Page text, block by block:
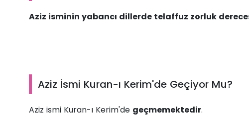
Aziz isminin yabancı dillerde telaffuz zorluk
Aziz İsmi Kuran-ı Kerim'de Geçiyor Mu?
Aziz ismi Kuran-ı Kerim'de geçmemektedir.